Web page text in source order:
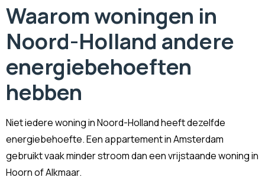
Waarom woningen in
Noord-Holland andere
energiebehoeften
hebben
Niet iedere woning in Noord-Holland heeft dezelfde
energiebehoefte. Een appartement in Amsterdam
gebruikt vaak minder stroom dan een vrijstaande woning in
Hoorn of Alkmaar.